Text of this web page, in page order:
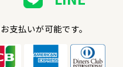
支払いが可能です。